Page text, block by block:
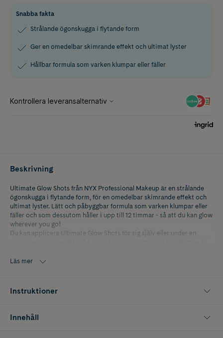
Snabba fakta
Strålande ögonskugga i flytande form
Ger en omedelbar skimrande effekt och ultimat lyster
Hållbar formula som varken klumpar eller fäller
Beskrivning
Ultimate Glow Shots från NYX Professional Makeup är en strålande
ögonskugga i flytande form, för en omedelbar skimrande effekt och
ultimat lyster. Lätt och påbyggbar formula som varken klumpar eller
fäller och som dessutom håller i upp till 12 timmar - så att du kan glow
wherever you go!
Du kan applicera Ultimate Glow Shots för sig själv eller under en
berikad med C-vitamin.
Läs mer
Instruktioner
Innehåll